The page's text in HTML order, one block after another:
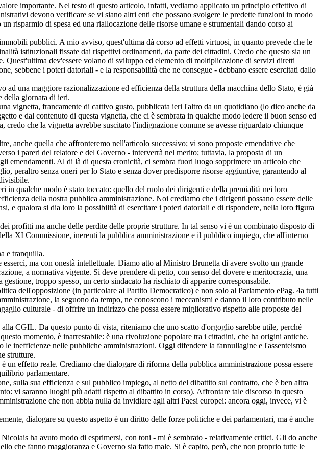
importante. Nel testo di questo articolo, infatti, vediamo applicato un principio effettivo di
devono verificare se vi siano altri enti che possano svolgere le predette funzioni in modo
risparmio di spesa ed una riallocazione delle risorse umane e strumentali dando corso ai
pubblici. A mio avviso, quest'ultima dà corso ad effetti virtuosi, in quanto prevede che le
istituzionali fissate dai rispettivi ordinamenti, da parte dei cittadini. Credo che questo sia un
Quest'ultima dev'essere volano di sviluppo ed elemento di moltiplicazione di servizi diretti
sebbene i poteri datoriali - e la responsabilità che ne consegue - debbano essere esercitati dallo
ad una maggiore razionalizzazione ed efficienza della struttura della macchina dello Stato, è già
della giornata di ieri.
vignetta, francamente di cattivo gusto, pubblicata ieri l'altro da un quotidiano (lo dico anche da
e dal contenuto di questa vignetta, che ci è sembrata in qualche modo ledere il buon senso ed
che la vignetta avrebbe suscitato l'indignazione comune se avesse riguardato chiunque
anche quella che affronteremo nell'articolo successivo; vi sono proposte emendative che
i pareri del relatore e del Governo - interverrà nel merito; tuttavia, la proposta di un
emendamenti. Al di là di questa cronicità, ci sembra fuori luogo sopprimere un articolo che
peraltro senza oneri per lo Stato e senza dover predisporre risorse aggiuntive, garantendo al
in qualche modo è stato toccato: quello del ruolo dei dirigenti e della premialità nei loro
della nostra pubblica amministrazione. Noi crediamo che i dirigenti possano essere delle
e qualora si dia loro la possibilità di esercitare i poteri datoriali e di rispondere, nella loro figura
profitti ma anche delle perdite delle proprie strutture. In tal senso vi è un combinato disposto di
XI Commissione, inerenti la pubblica amministrazione e il pubblico impiego, che all'interno
e tranquilla.
ma con onestà intellettuale. Diamo atto al Ministro Brunetta di avere svolto un grande
a normativa vigente. Si deve prendere di petto, con senso del dovere e meritocrazia, una
troppo spesso, un certo sindacato ha rischiato di apparire corresponsabile.
dell'opposizione (in particolare al Partito Democratico) e non solo al Parlamento ePag. 4a tutti
la seguono da tempo, ne conoscono i meccanismi e danno il loro contributo nelle
culturale - di offrire un indirizzo che possa essere migliorativo rispetto alle proposte del
CGIL. Da questo punto di vista, riteniamo che uno scatto d'orgoglio sarebbe utile, perché
momento, è inarrestabile: è una rivoluzione popolare tra i cittadini, che ha origini antiche.
inefficienze nelle pubbliche amministrazioni. Oggi difendere la fannullagine e l'assenteismo
strutture.
effetto reale. Crediamo che dialogare di riforma della pubblica amministrazione possa essere
parlamentare.
sulla sua efficienza e sul pubblico impiego, al netto del dibattito sul contratto, che è ben altra
vi saranno luoghi più adatti rispetto al dibattito in corso). Affrontare tale discorso in questo
che non abbia nulla da invidiare agli altri Paesi europei: ancora oggi, invece, vi è
dialogare su questo aspetto è un diritto delle forze politiche e dei parlamentari, ma è anche
ha avuto modo di esprimersi, con toni - mi è sembrato - relativamente critici. Gli do anche
che fanno maggioranza e Governo sia fatto male. Si è capito, però, che non proprio tutte le